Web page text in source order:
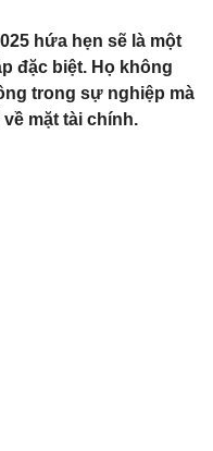
hứa hẹn sẽ là một
đặc biệt. Họ không
trong sự nghiệp mà
mặt tài chính.